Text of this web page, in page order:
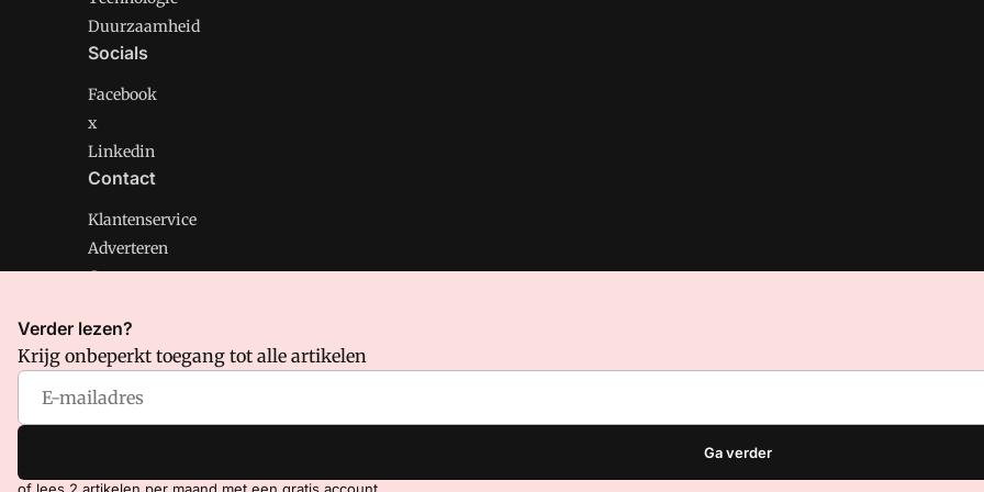
Duurzaamheid
Socials
Facebook
x
Linkedin
Contact
Klantenservice
Adverteren
Contact
CMweb is onderdeel van VMN media. Lees inons manifestwaar VMN media voor staat. Op gebruik van deze site zijn de
Voorwaarden
Verder lezen?
Krijg onbeperkt toegang tot alle artikelen
Ga verder